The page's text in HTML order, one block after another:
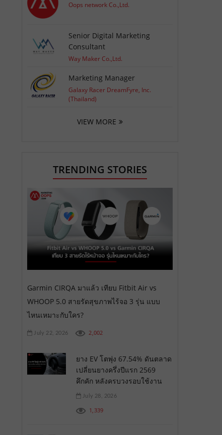
Oops network Co.,Ltd.
Senior Digital Marketing
Consultant
Way Maker Co.,Ltd.
Marketing Manager
Galaxy Racer DreamFyre, Inc.
(Thailand)
VIEW MORE
TRENDING STORIES
Garmin CIRQA มาแล้ว เทียบ Fitbit Air vs
WHOOP 5.0 สายรัดสุขภาพไร้จอ 3 รุ่น แบบ
ไหนเหมาะกับใคร?
July 22, 2026 2,002
ยาง EV โตพุ่ง 67.54% ดันตลาด
เปลี่ยนยางครึ่งปีแรก 2569
คึกคัก หลังครบวงรอบใช้งาน
July 28, 2026
1,339